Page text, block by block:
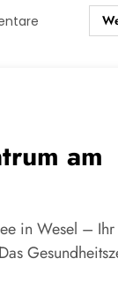
am
in Wesel – Ihr